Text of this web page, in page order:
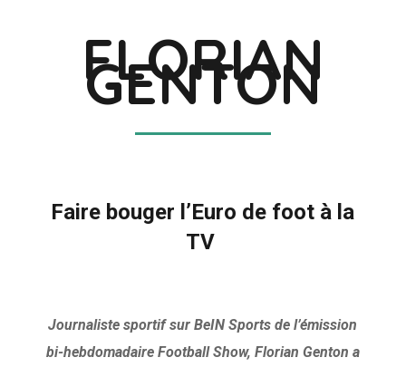
FLORIAN
GENTON
Faire bouger l’Euro de foot à la
TV
Journaliste sportif sur BeIN Sports de l’émission
bi-hebdomadaire Football Show, Florian Genton a